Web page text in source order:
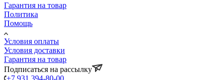
Гарантия на товар
Политика
Помощь
Условия оплаты
Условия доставки
Гарантия на товар
Подписаться на рассылку
+7 931 394-80-00